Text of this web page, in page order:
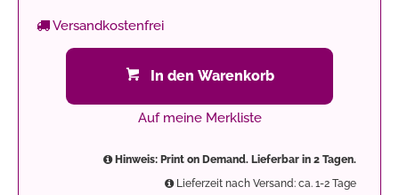
Versandkostenfrei
In den Warenkorb
Auf meine Merkliste
Hinweis: Print on Demand. Lieferbar in 2 Tagen.
Lieferzeit nach Versand: ca. 1-2 Tage